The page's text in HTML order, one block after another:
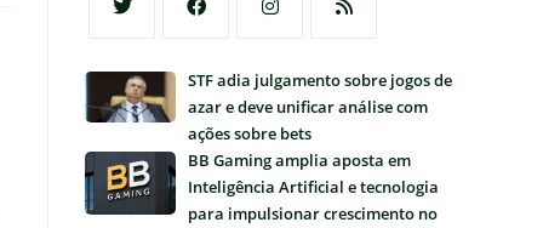
uma
aba
em
uma
nova
aba
em
uma
nova
aba
em
uma
nova
aba
STF adia julgamento sobre jogos de
azar e deve unificar análise com
ações sobre bets
BB Gaming amplia aposta em
Inteligência Artificial e tecnologia
para impulsionar crescimento no